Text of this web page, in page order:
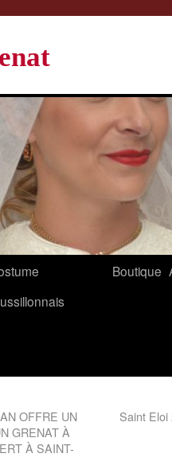
Boutique
OFFRE UN
GRENAT À
À SAINT-
Saint Eloi